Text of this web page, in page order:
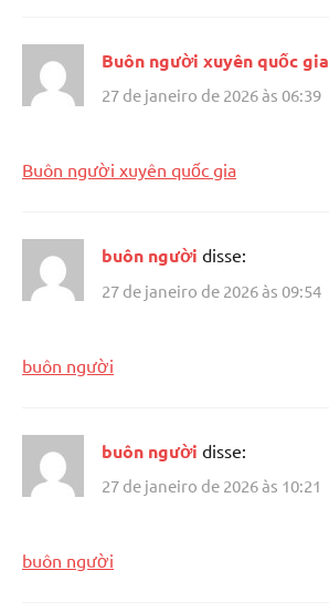
Buôn người xuyên quốc gia
27 de janeiro de 2026 às 06:39
Buôn người xuyên quốc gia
buôn người disse:
27 de janeiro de 2026 às 09:54
buôn người
buôn người disse:
27 de janeiro de 2026 às 10:21
buôn người